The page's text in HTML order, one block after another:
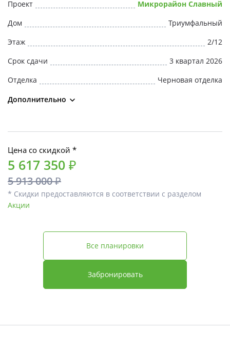
Проект
Микрорайон Славный
Дом
Триумфальный
Этаж
2/12
Срок сдачи
3 квартал 2026
Отделка
Черновая отделка
Дополнительно
Цена со скидкой *
5 617 350 ₽
5 913 000 ₽
* Скидки предоставляются в соответствии с разделом
Акции
Забронировать
Все планировки